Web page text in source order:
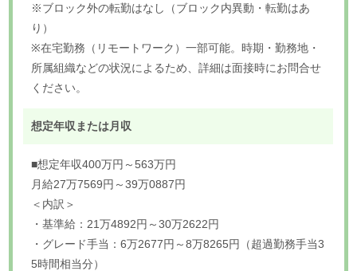
※ブロック外の転勤はなし（ブロック内異動・転勤はあ
り）
※在宅勤務（リモートワーク）一部可能。時期・勤務地・
所属組織などの状況によるため、詳細は面接時にお問合せ
ください。
想定年収または月収
■想定年収400万円～563万円
月給27万7569円～39万0887円
＜内訳＞
・基準給：21万4892円～30万2622円
・グレード手当：6万2677円～8万8265円（超過勤務手当3
5時間相当分）